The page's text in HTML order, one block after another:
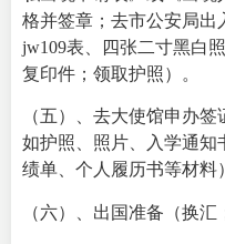
格并签章；去市公安局出
jw109表、四张二寸黑白
复印件；领取护照）。
（五）、去大使馆申办
如护照、照片、入学通知
绩单、个人履历书等材料
（六）、出国准备（换汇